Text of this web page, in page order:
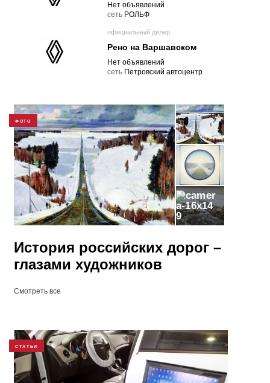
Нет объявлений
cеть РОЛЬФ
официальный дилер
Рено на Варшавском
Нет объявлений
cеть Петровский автоцентр
ФОТО
9
История российских дорог –
глазами художников
Смотреть все
СТАТЬИ